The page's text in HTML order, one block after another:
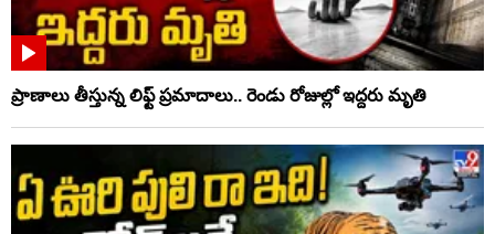
ప్రాణాలు తీస్తున్న లిఫ్ట్‌ ప్రమాదాలు.. రెండు రోజుల్లో ఇద్దరు మృతి